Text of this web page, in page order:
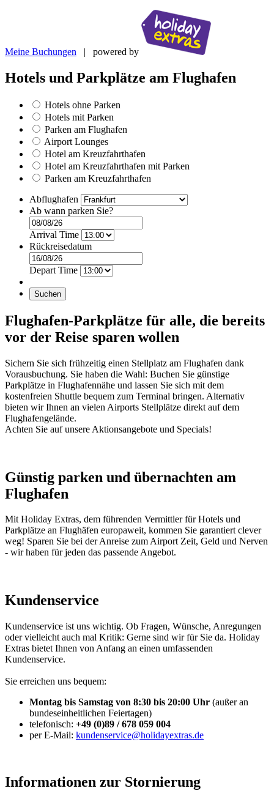
Meine Buchungen | powered by
Hotels und Parkplätze am Flughafen
Hotels ohne Parken
Hotels mit Parken
Parken am Flughafen
Airport Lounges
Hotel am Kreuzfahrthafen
Hotel am Kreuzfahrthafen mit Parken
Parken am Kreuzfahrthafen
Abflughafen
Ab wann parken Sie?
Arrival Time
Rückreisedatum
Depart Time
Suchen
Flughafen-Parkplätze für alle, die bereits
vor der Reise sparen wollen
Sichern Sie sich frühzeitig einen Stellplatz am Flughafen dank
Vorausbuchung. Sie haben die Wahl: Buchen Sie günstige
Parkplätze in Flughafennähe und lassen Sie sich mit dem
kostenfreien Shuttle bequem zum Terminal bringen. Alternativ
bieten wir Ihnen an vielen Airports Stellplätze direkt auf dem
Flughafengelände.
Achten Sie auf unsere Aktionsangebote und Specials!
Günstig parken und übernachten am
Flughafen
Mit Holiday Extras, dem führenden Vermittler für Hotels und
Parkplätze an Flughäfen europaweit, kommen Sie garantiert clever
weg! Sparen Sie bei der Anreise zum Airport Zeit, Geld und Nerven
- wir haben für jeden das passende Angebot.
Kundenservice
Kundenservice ist uns wichtig. Ob Fragen, Wünsche, Anregungen
oder vielleicht auch mal Kritik: Gerne sind wir für Sie da. Holiday
Extras bietet Ihnen von Anfang an einen umfassenden
Kundenservice.
Sie erreichen uns bequem:
Montag bis Samstag von 8:30 bis 20:00 Uhr (außer an
bundeseinheitlichen Feiertagen)
telefonisch: +49 (0)89 / 678 059 004
per E-Mail: kundenservice@holidayextras.de
Informationen zur Stornierung